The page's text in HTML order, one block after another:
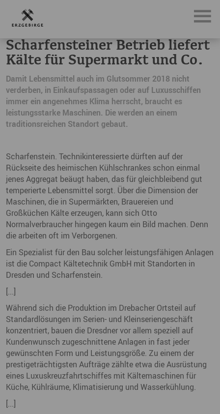
News, Neuigkeiten & Nachrichten aus dem Erzgebirge
Scharfensteiner Betrieb liefert
Kälte für Supermarkt und Co.
Damit Lebensmittel auch im Glutsommer 2018 nicht
verderben, in Einkaufspassagen oder auf Luxusschiffen
immer ein angenehmes Klima herrscht, braucht es
leistungsstarke Maschinen. Die werden an einem
traditionsreichen Standort gebaut.
Scharfenstein. Technikinteressierte dürften auf der
Rückseite des heimischen Kühlschrankes schon einmal
jenes Aggregat beäugt haben, das für gleichbleibend gut
temperierte Lebensmittel sorgt. Über die Dimension der
Maschinen, die in Supermärkten, Brauereien und
Großküchen Kälte erzeugen, kann sich Otto
Normalverbraucher hingegen kaum ein Bild machen. Denn
die arbeiten oft im Verborgenen.
Ein Spezialist für den Bau solcher leistungsfähigen Anlagen
ist die Compact Kältetechnik GmbH mit Standorten in
Dresden und Scharfenstein.
[...]
Während sich die Produktion im Drebacher Ortsteil auf
Standardlösungen im Serien- und Kleinseriengeschäft
konzentriert, bauen die Dresdner vor allem speziell auf
Kundenwunsch zugeschnittene Anlagen in fast jeder
gewünschten Form und Leistungsgröße. Zu einem der
prestigeträchtigsten Aufträge zählte etwa die Ausrüstung
eines Luxuskreuzfahrtschiffes mit Kältemaschinen für
Küche, Kühlräume, Klimatisierung und Wasserkühlung.
[...]